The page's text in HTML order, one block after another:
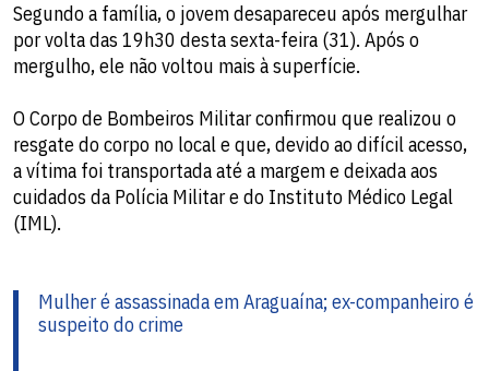
Segundo a família, o jovem desapareceu após mergulhar
por volta das 19h30 desta sexta-feira (31). Após o
mergulho, ele não voltou mais à superfície.
O Corpo de Bombeiros Militar confirmou que realizou o
resgate do corpo no local e que, devido ao difícil acesso,
a vítima foi transportada até a margem e deixada aos
cuidados da Polícia Militar e do Instituto Médico Legal
(IML).
Mulher é assassinada em Araguaína; ex-companheiro é
suspeito do crime